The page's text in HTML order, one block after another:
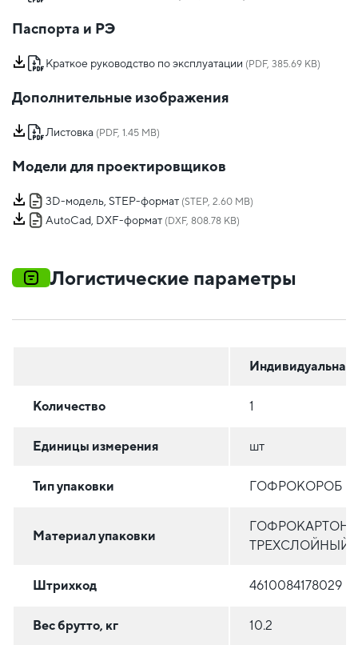
Паспорта и РЭ
Краткое руководство по эксплуатации (PDF, 385.69 KB)
Дополнительные изображения
Листовка (PDF, 1.45 MB)
Модели для проектировщиков
3D-модель, STEP-формат (STEP, 2.60 MB)
AutoCad, DXF-формат (DXF, 808.78 KB)
Логистические параметры
Индивидуальная
Количество 1
Единицы измерения шт
Тип упаковки ГОФРОКОРОБ
Материал упаковки
ГОФРОКАРТОН
ТРЕХСЛОЙНЫЙ
Штрихкод 4610084178029
Вес брутто, кг 10.2